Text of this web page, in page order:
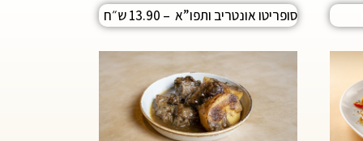
סופריטו אונטריב ותפו”א – 13.90 ש״ח